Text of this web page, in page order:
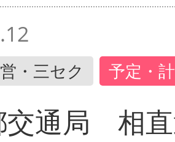
・三セク 予定・
交通局 相